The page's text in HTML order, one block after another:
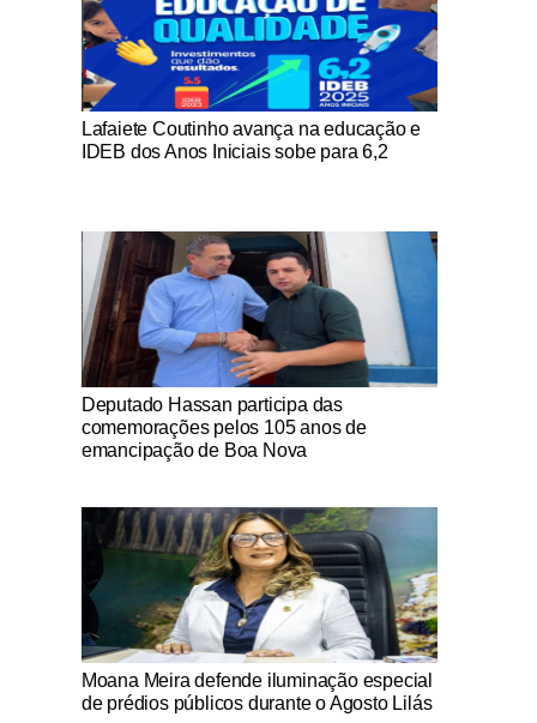
Notícias Católicas
Lafaiete Coutinho avança na educação e
IDEB dos Anos Iniciais sobe para 6,2
Notícias Católicas
Deputado Hassan participa das
comemorações pelos 105 anos de
emancipação de Boa Nova
Notícias Católicas
Moana Meira defende iluminação especial
de prédios públicos durante o Agosto Lilás